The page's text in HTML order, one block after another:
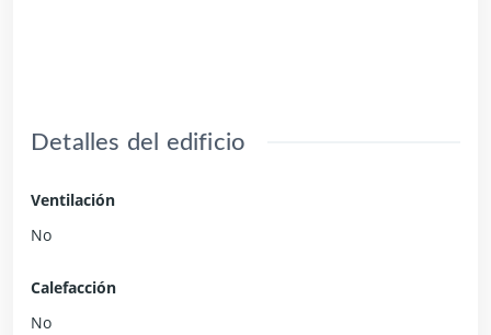
Detalles del edificio
Ventilación
No
Calefacción
No